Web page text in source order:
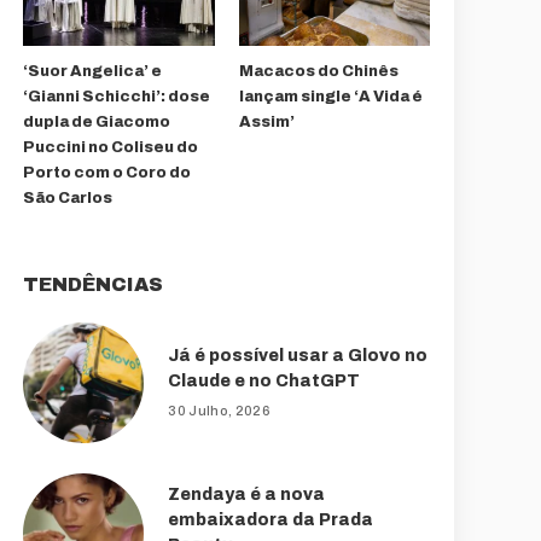
‘Suor Angelica’ e
‘Gianni Schicchi’: dose
dupla de Giacomo
Puccini no Coliseu do
Porto com o Coro do
São Carlos
Macacos do Chinês
lançam single ‘A Vida é
Assim’
TENDÊNCIAS
Já é possível usar a Glovo no
Claude e no ChatGPT
30 Julho, 2026
Zendaya é a nova
embaixadora da Prada